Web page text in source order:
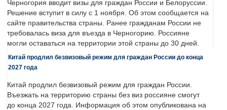
Черногория вводит визы для граждан России и Белоруссии.
Решение вступит в силу с 1 ноября. Об этом сообщается на
сайте правительства страны. Ранее гражданам России не
требовалась виза для въезда в Черногорию. Россияне
могли оставаться на территории этой страны до 30 дней.
Китай продлил безвизовый режим для граждан России до конца
2027 года
Китай продлил безвизовый режим для граждан России.
Въезжать на территорию страны без виз россияне смогут
до конца 2027 года. Информация об этом опубликована на